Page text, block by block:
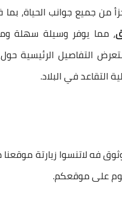
من جميع جوانب الحياة،
، مما يوفر وسيلة سهلة
التفاصيل الرئيسية حول
التقاعد في البلاد.
فه لاتنسوا زيارتة
يوم على موقعكم.